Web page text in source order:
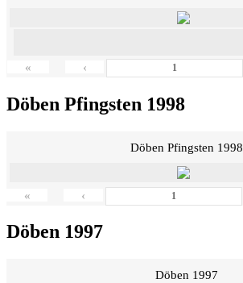
« ‹
Döben Pfingsten 1998
Döben Pfingsten 1998
« ‹
Döben 1997
Döben 1997